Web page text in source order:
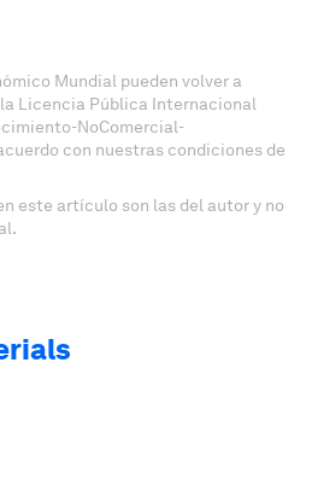
Mundial pueden volver a
Licencia Pública Internacional
NoComercial-
con nuestras condiciones de
este artículo son las del autor y no